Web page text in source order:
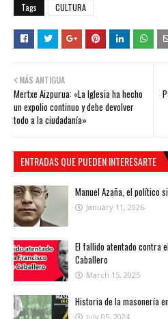
Tags CULTURA
MÁS ANTIGUA
Mertxe Aizpurua: «La Iglesia ha hecho
un expolio continuo y debe devolver
todo a la ciudadanía»
ENTRADAS QUE PUEDEN INTERESARTE
Manuel Azaña, el político
January 11, 2026
El fallido atentado contra
Caballero
March 15, 2025
Historia de la masonería
July 05, 2024